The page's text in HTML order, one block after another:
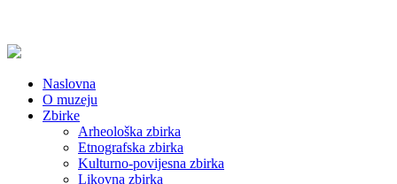
Naslovna
O muzeju
Zbirke
Arheološka zbirka
Etnografska zbirka
Kulturno-povijesna zbirka
Likovna zbirka